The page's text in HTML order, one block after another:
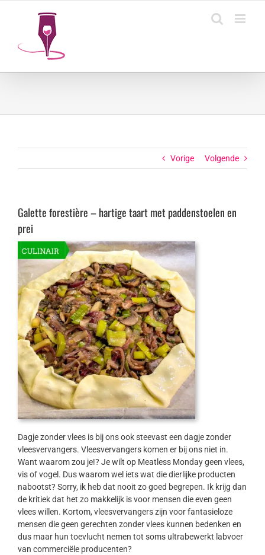
Vorige Volgende
Galette forestière – hartige taart met paddenstoelen en
prei
Dagje zonder vlees is bij ons ook steevast een dagje zonder
vleesvervangers. Vleesvervangers komen er bij ons niet in.
Want waarom zou je!? Je wilt op Meatless Monday geen vlees,
vis of vogel. Dus waarom wel iets wat die dierlijke producten
nabootst? Sorry, ik heb dat nooit zo goed begrepen. Ik krijg dan
de kritiek dat het zo makkelijk is voor mensen die even geen
vlees willen. Kortom, vleesvervangers zijn voor fantasieloze
mensen die geen gerechten zonder vlees kunnen bedenken en
dus maar hun toevlucht nemen tot soms ultrabewerkt labvoer
van commerciële producenten?